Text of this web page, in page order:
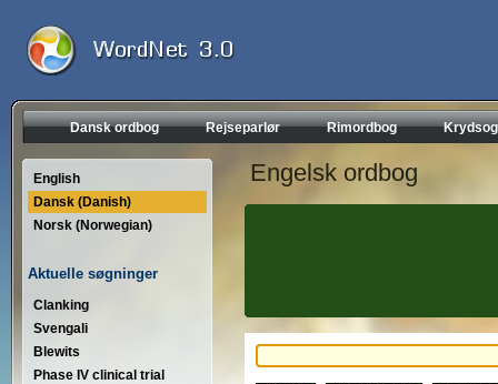
Dansk ordbog Rejseparlør Rimordbog
English
Dansk (Danish)
Norsk (Norwegian)
Aktuelle søgninger
Clanking
Svengali
Blewits
Phase IV clinical trial
Engelsk ordbog